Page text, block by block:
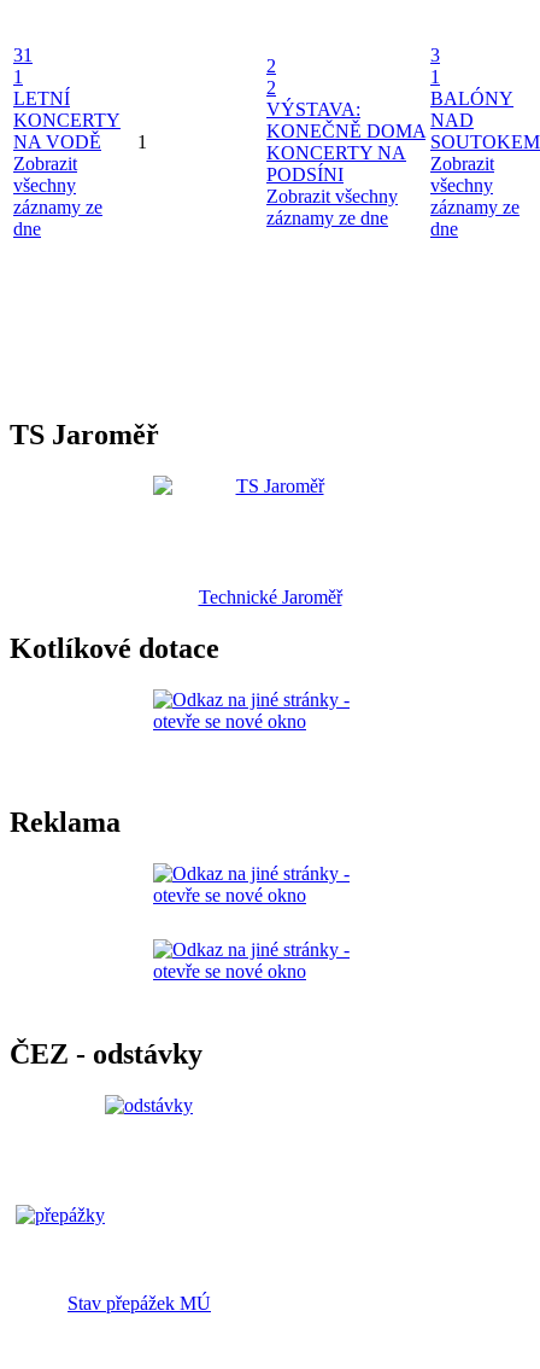
31
1
LETNÍ
KONCERTY
NA VODĚ
Zobrazit
všechny
záznamy ze
dne
1
2
2
VÝSTAVA:
KONEČNĚ DOMA
KONCERTY NA
PODSÍNI
Zobrazit všechny
záznamy ze dne
3
1
BALÓNY
NAD
SOUTOKEM
Zobrazit
všechny
záznamy ze
dne
TS Jaroměř
Technické Jaroměř
Kotlíkové dotace
Reklama
ČEZ - odstávky
Stav přepážek MÚ